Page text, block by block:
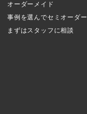
オーダーメイド
事例を選んでセミオーダー
まずはスタッフに相談